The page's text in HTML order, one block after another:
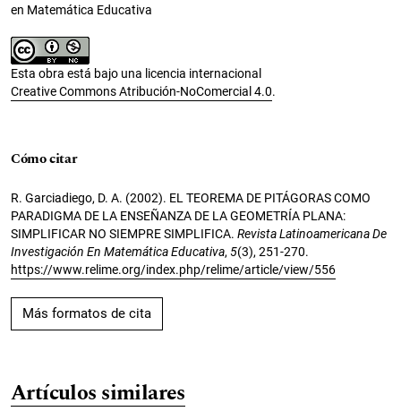
en Matemática Educativa
Esta obra está bajo una licencia internacional
Creative Commons Atribución-NoComercial 4.0.
Cómo citar
R. Garciadiego, D. A. (2002). EL TEOREMA DE PITÁGORAS COMO
PARADIGMA DE LA ENSEÑANZA DE LA GEOMETRÍA PLANA:
SIMPLIFICAR NO SIEMPRE SIMPLIFICA. Revista Latinoamericana De
Investigación En Matemática Educativa, 5(3), 251-270.
https://www.relime.org/index.php/relime/article/view/556
Más formatos de cita
Artículos similares